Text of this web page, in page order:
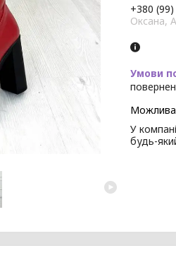
+380
Оксана,
У
будь-